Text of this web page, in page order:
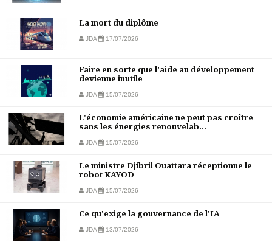
La mort du diplôme
JDA 17/07/2026
Faire en sorte que l’aide au développement
devienne inutile
JDA 15/07/2026
L'économie américaine ne peut pas croître
sans les énergies renouvelab...
JDA 15/07/2026
Le ministre Djibril Ouattara réceptionne le
robot KAYOD
JDA 15/07/2026
Ce qu'exige la gouvernance de l'IA
JDA 13/07/2026